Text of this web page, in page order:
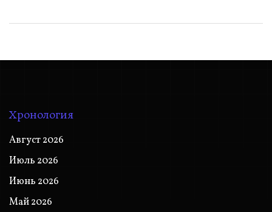
Хронология
Август 2026
Июль 2026
Июнь 2026
Май 2026